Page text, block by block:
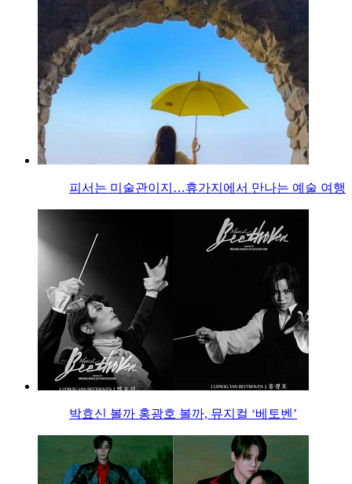
피서는 미술관이지…휴가지에서 만나는 예술 여행
박효신 볼까 홍광호 볼까, 뮤지컬 ‘베토벤’